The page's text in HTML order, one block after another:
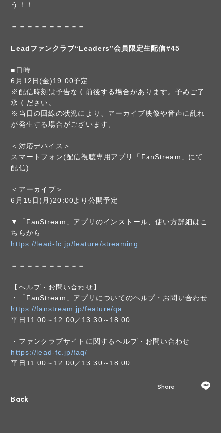
う！！
＝＝＝＝＝＝＝＝＝＝
Leadファンクラブ“Leaders”会員限定生配信#45
■日時
6月12日(金)19:00予定
※配信時刻は予告なく前後する場合があります。予めご了
承ください。
※当日の回線の状況により、アーカイブ映像や音声に乱れ
が発生する場合がございます。
＜対応デバイス＞
スマートフォン(配信視聴専用アプリ「FanStream」にて
配信)
＜アーカイブ＞
6月15日(月)20:00より公開予定
▼「FanStream」アプリのインストール、使い方詳細はこ
ちらから
https://lead-fc.jp/feature/streaming
＝＝＝＝＝＝＝＝＝＝
【ヘルプ・お問い合わせ】
・「FanStream」アプリについてのヘルプ・お問い合わせ
https://fanstream.jp/feature/qa
平日11:00～12:00／13:30～18:00
・ファンクラブサイトに関するヘルプ・お問い合わせ
https://lead-fc.jp/faq/
平日11:00～12:00／13:30～18:00
Share
Back